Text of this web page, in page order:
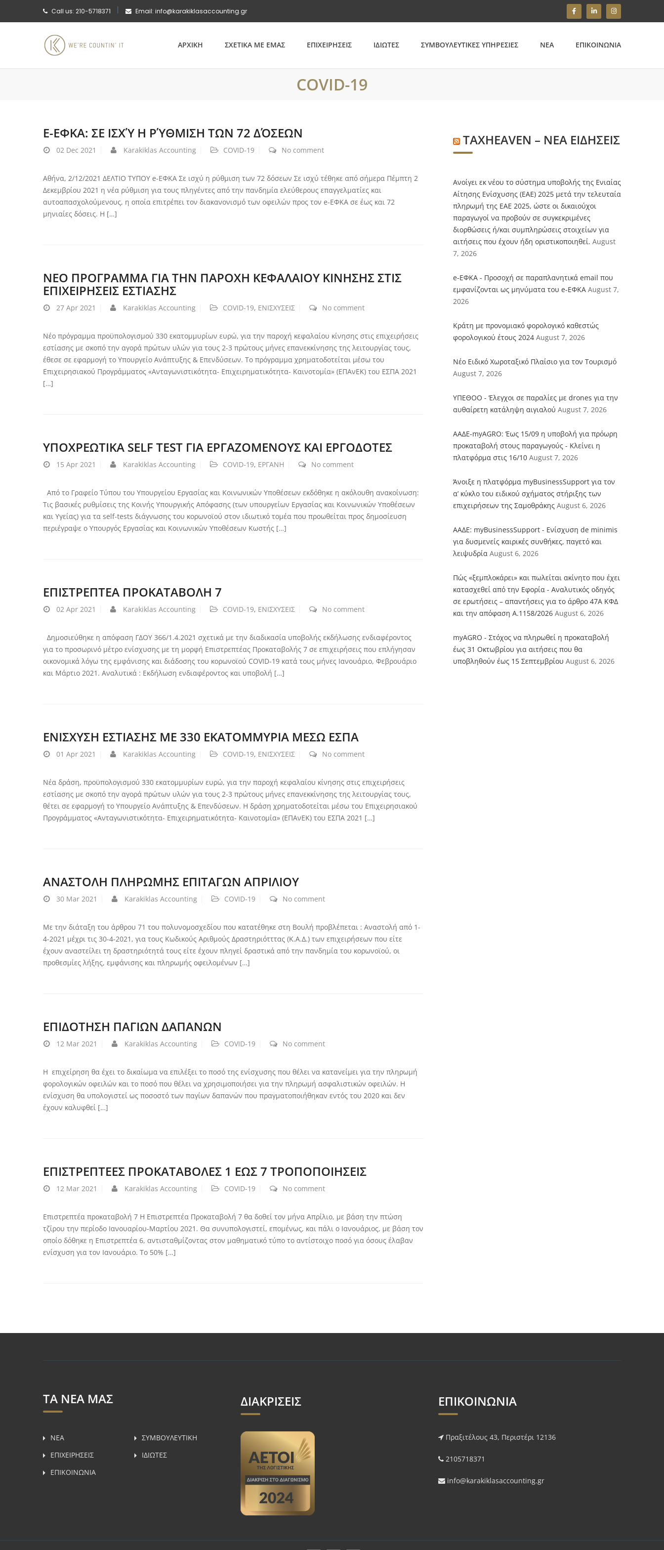
Call us: 210-5718371 Email: info@karakiklasaccounting.gr
ΑΡΧΙΚΗ ΣΧΕΤΙΚΑ ΜΕ ΕΜΑΣ ΕΠΙΧΕΙΡΗΣΕΙΣ ΙΔΙΩΤΕΣ ΣΥΜΒΟΥΛΕΥΤΙΚΕΣ ΥΠΗΡΕΣΙΕΣ ΝΕΑ ΕΠΙΚΟΙΝΩΝΙΑ
COVID-19
E-ΕΦΚΑ: ΣΕ ΙΣΧΎ Η ΡΎΘΜΙΣΗ ΤΩΝ 72 ΔΌΣΕΩΝ
02 Dec 2021 Karakiklas Accounting COVID-19 No comment
Αθήνα, 2/12/2021 ΔΕΛΤΙΟ ΤΥΠΟΥ e-ΕΦΚΑ Σε ισχύ η ρύθμιση των 72 δόσεων Σε ισχύ τέθηκε από σήμερα Πέμπτη 2
Δεκεμβρίου 2021 η νέα ρύθμιση για τους πληγέντες από την πανδημία ελεύθερους επαγγελματίες και
αυτοαπασχολούμενους, η οποία επιτρέπει τον διακανονισμό των οφειλών προς τον e-ΕΦΚΑ σε έως και 72
μηνιαίες δόσεις. Η […]
ΝΕΟ ΠΡΟΓΡΑΜΜΑ ΓΙΑ ΤΗΝ ΠΑΡΟΧΗ ΚΕΦΑΛΑΙΟΥ ΚΙΝΗΣΗΣ ΣΤΙΣ
ΕΠΙΧΕΙΡΗΣΕΙΣ ΕΣΤΙΑΣΗΣ
27 Apr 2021 Karakiklas Accounting COVID-19, ΕΝΙΣΧΥΣΕΙΣ No comment
Νέο πρόγραμμα προϋπολογισμού 330 εκατομμυρίων ευρώ, για την παροχή κεφαλαίου κίνησης στις επιχειρήσεις
εστίασης με σκοπό την αγορά πρώτων υλών για τους 2-3 πρώτους μήνες επανεκκίνησης της λειτουργίας τους,
έθεσε σε εφαρμογή το Υπουργείο Ανάπτυξης & Επενδύσεων. Το πρόγραμμα χρηματοδοτείται μέσω του
Επιχειρησιακού Προγράμματος «Ανταγωνιστικότητα- Επιχειρηματικότητα- Καινοτομία» (ΕΠΑνΕΚ) του ΕΣΠΑ 2021
[…]
ΥΠΟΧΡΕΩΤΙΚΑ SELF TEST ΓΙΑ ΕΡΓΑΖΟΜΕΝΟΥΣ ΚΑΙ ΕΡΓΟΔΟΤΕΣ
15 Apr 2021 Karakiklas Accounting COVID-19, ΕΡΓΑΝΗ No comment
Από το Γραφείο Τύπου του Υπουργείου Εργασίας και Κοινωνικών Υποθέσεων εκδόθηκε η ακόλουθη ανακοίνωση:
Τις βασικές ρυθμίσεις της Κοινής Υπουργικής Απόφασης (των υπουργείων Εργασίας και Κοινωνικών Υποθέσεων
και Υγείας) για τα self-tests διάγνωσης του κορωνοϊού στον ιδιωτικό τομέα που προωθείται προς δημοσίευση
περιέγραψε ο Υπουργός Εργασίας και Κοινωνικών Υποθέσεων Κωστής […]
ΕΠΙΣΤΡΕΠΤΕΑ ΠΡΟΚΑΤΑΒΟΛΗ 7
02 Apr 2021 Karakiklas Accounting COVID-19, ΕΝΙΣΧΥΣΕΙΣ No comment
Δημοσιεύθηκε η απόφαση ΓΔΟΥ 366/1.4.2021 σχετικά με την διαδικασία υποβολής εκδήλωσης ενδιαφέροντος
για το προσωρινό μέτρο ενίσχυσης με τη μορφή Επιστρεπτέας Προκαταβολής 7 σε επιχειρήσεις που επλήγησαν
οικονομικά λόγω της εμφάνισης και διάδοσης του κορωνοϊού COVID-19 κατά τους μήνες Ιανουάριο, Φεβρουάριο
και Μάρτιο 2021. Αναλυτικά : Εκδήλωση ενδιαφέροντος και υποβολή […]
ΕΝΙΣΧΥΣΗ ΕΣΤΙΑΣΗΣ ΜΕ 330 ΕΚΑΤΟΜΜΥΡΙΑ ΜΕΣΩ ΕΣΠΑ
01 Apr 2021 Karakiklas Accounting COVID-19, ΕΝΙΣΧΥΣΕΙΣ No comment
Νέα δράση, προϋπολογισμού 330 εκατομμυρίων ευρώ, για την παροχή κεφαλαίου κίνησης στις επιχειρήσεις
εστίασης με σκοπό την αγορά πρώτων υλών για τους 2-3 πρώτους μήνες επανεκκίνησης της λειτουργίας τους,
θέτει σε εφαρμογή το Υπουργείο Ανάπτυξης & Επενδύσεων. Η δράση χρηματοδοτείται μέσω του Επιχειρησιακού
Προγράμματος «Ανταγωνιστικότητα- Επιχειρηματικότητα- Καινοτομία» (ΕΠΑνΕΚ) του ΕΣΠΑ 2021 […]
ΑΝΑΣΤΟΛΗ ΠΛΗΡΩΜΗΣ ΕΠΙΤΑΓΩΝ ΑΠΡΙΛΙΟΥ
30 Mar 2021 Karakiklas Accounting COVID-19 No comment
Με την διάταξη του άρθρου 71 του πολυνομοσχεδίου που κατατέθηκε στη Βουλή προβλέπεται : Αναστολή από 1-
4-2021 μέχρι τις 30-4-2021, για τους Κωδικούς Αριθμούς Δραστηριότττας (Κ.Α.Δ.) των επιχειρήσεων που είτε
έχουν αναστείλει τη δραστηριότητά τους είτε έχουν πληγεί δραστικά από την πανδημία του κορωνοϊού, οι
προθεσμίες λήξης, εμφάνισης και πληρωμής οφειλομένων […]
ΕΠΙΔΟΤΗΣΗ ΠΑΓΙΩΝ ΔΑΠΑΝΩΝ
12 Mar 2021 Karakiklas Accounting COVID-19 No comment
Η επιχείρηση θα έχει το δικαίωμα να επιλέξει το ποσό της ενίσχυσης που θέλει να κατανείμει για την πληρωμή
φορολογικών οφειλών και το ποσό που θέλει να χρησιμοποιήσει για την πληρωμή ασφαλιστικών οφειλών. Η
ενίσχυση θα υπολογιστεί ως ποσοστό των παγίων δαπανών που πραγματοποιήθηκαν εντός του 2020 και δεν
έχουν καλυφθεί […]
ΕΠΙΣΤΡΕΠΤΕΕΣ ΠΡΟΚΑΤΑΒΟΛΕΣ 1 ΕΩΣ 7 ΤΡΟΠΟΠΟΙΗΣΕΙΣ
12 Mar 2021 Karakiklas Accounting COVID-19 No comment
Επιστρεπτέα προκαταβολή 7 Η Επιστρεπτέα Προκαταβολή 7 θα δοθεί τον μήνα Απρίλιο, με βάση την πτώση
τζίρου την περίοδο Ιανουαρίου-Μαρτίου 2021. Θα συνυπολογιστεί, επομένως, και πάλι ο Ιανουάριος, με βάση τον
οποίο δόθηκε η Επιστρεπτέα 6, αντισταθμίζοντας στον μαθηματικό τύπο το αντίστοιχο ποσό για όσους έλαβαν
ενίσχυση για τον Ιανουάριο. Το 50% […]
TAXHEAVEN – ΝΕΑ ΕΙΔΗΣΕΙΣ
Aνοίγει εκ νέου το σύστημα υποβολής της Ενιαίας
Αίτησης Ενίσχυσης (ΕΑΕ) 2025 μετά την τελευταία
πληρωμή της ΕΑΕ 2025, ώστε οι δικαιούχοι
παραγωγοί να προβούν σε συγκεκριμένες
διορθώσεις ή/και συμπληρώσεις στοιχείων για
αιτήσεις που έχουν ήδη οριστικοποιηθεί. August
7, 2026
e‑ΕΦΚΑ - Προσοχή σε παραπλανητικά email που
εμφανίζονται ως μηνύματα του e-ΕΦΚΑ August 7,
2026
Κράτη με προνομιακό φορολογικό καθεστώς
φορολογικού έτους 2024 August 7, 2026
Νέο Ειδικό Χωροταξικό Πλαίσιο για τον Τουρισμό
August 7, 2026
ΥΠΕΘΟΟ - Έλεγχοι σε παραλίες με drones για την
αυθαίρετη κατάληψη αιγιαλού August 7, 2026
ΑΑΔΕ-myAGRO: Έως 15/09 η υποβολή για πρόωρη
προκαταβολή στους παραγωγούς - Κλείνει η
πλατφόρμα στις 16/10 August 7, 2026
Άνοιξε η πλατφόρμα myBusinessSupport για τον
α’ κύκλο του ειδικού σχήματος στήριξης των
επιχειρήσεων της Σαμοθράκης August 6, 2026
ΑΑΔΕ: myBusinessSupport - Ενίσχυση de minimis
για δυσμενείς καιρικές συνθήκες, παγετό και
λειψυδρία August 6, 2026
Πώς «ξεμπλοκάρει» και πωλείται ακίνητο που έχει
κατασχεθεί από την Εφορία - Αναλυτικός οδηγός
σε ερωτήσεις – απαντήσεις για το άρθρο 47Α ΚΦΔ
και την απόφαση Α.1158/2026 August 6, 2026
myAGRO - Στόχος να πληρωθεί η προκαταβολή
έως 31 Οκτωβρίου για αιτήσεις που θα
υποβληθούν έως 15 Σεπτεμβρίου August 6, 2026
ΤΑ ΝΕΑ ΜΑΣ
ΝΕΑ
ΣΥΜΒΟΥΛΕΥΤΙΚH
ΕΠΙΧΕΙΡΗΣΕΙΣ
ΙΔΙΩΤΕΣ
ΕΠΙΚΟΙΝΩΝΙΑ
ΔΙΑΚΡΙΣΕΙΣ ΕΠΙΚΟΙΝΩΝΙΑ
Πραξιτέλους 43, Περιστέρι 12136
2105718371
info@karakiklasaccounting.gr